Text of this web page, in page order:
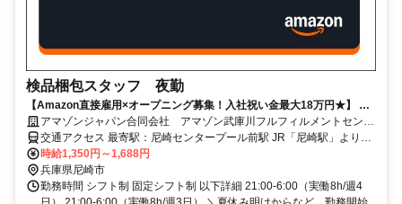
検品梱包スタッフ 夜勤
【Amazon直接雇用×オープニング募集！入社祝い金最大18万円★】 髪
型・髪色自由＊未経験OK！長期で安定雇用可能！時給UP！
アマゾンジャパン合同会社 アマゾン武庫川フルフィルメントセンタ
ー
交通アクセス 最寄駅：尼崎センタープール前駅 JR「尼崎駅」よりシ
ャトルバス約30分 阪急「西宮北口駅」よりシャトルバス約30分
JR「三ノ宮駅」よりシャトルバス約40分 ※シャトルバス運行あり ※
自転車通勤可 ※自動車通勤可 ※バイク通勤不可
時給1,350円～1,688円
兵庫県尼崎市
勤務時間 シフト制 固定シフト制 以下詳細 21:00-6:00（実働8h/週4